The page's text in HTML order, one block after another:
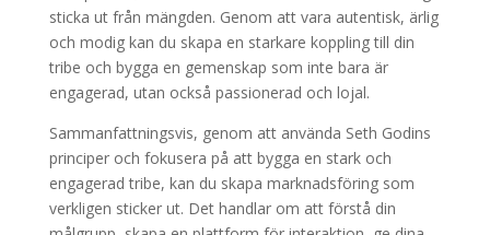
sticka ut från mängden. Genom att vara autentisk, ärlig
och modig kan du skapa en starkare koppling till din
tribe och bygga en gemenskap som inte bara är
engagerad, utan också passionerad och lojal.
Sammanfattningsvis, genom att använda Seth Godins
principer och fokusera på att bygga en stark och
engagerad tribe, kan du skapa marknadsföring som
verkligen sticker ut. Det handlar om att förstå din